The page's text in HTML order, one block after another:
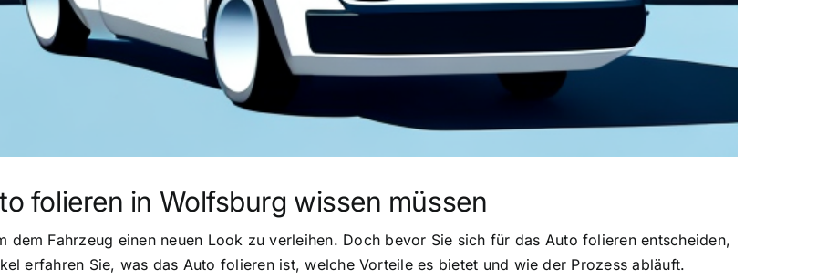
folieren in Wolfsburg wissen müssen
Fahrzeug einen neuen Look zu verleihen. Doch bevor Sie sich für das Auto folieren entscheiden,
erfahren Sie, was das Auto folieren ist, welche Vorteile es bietet und wie der Prozess abläuft.